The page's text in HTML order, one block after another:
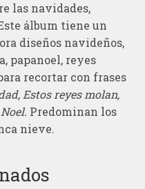
las navidades,
álbum tiene un
diseños navideños,
papanoel, reyes
recortar con frases
Estos reyes molan,
Predominan los
nieve.